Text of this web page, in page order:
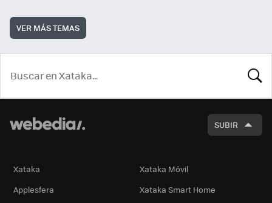
VER MÁS TEMAS
SUBIR
Xataka
Xataka Móvil
Applesfera
Xataka Smart Home